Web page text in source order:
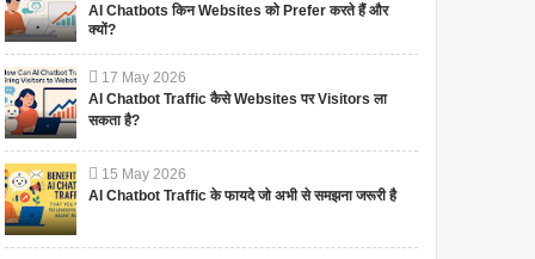
AI Chatbots किन Websites को Prefer करते हैं और
क्यों?
17 May 2026
AI Chatbot Traffic कैसे Websites पर Visitors ला
सकता है?
15 May 2026
AI Chatbot Traffic के फायदे जो अभी से समझना जरूरी है